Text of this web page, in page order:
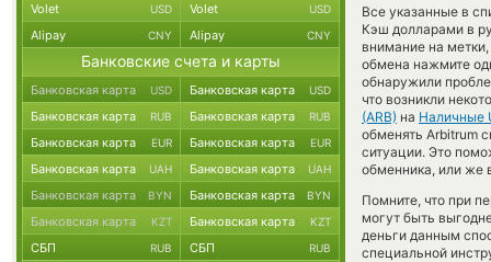
Все указанные в
Кэш долларами в
внимание на
обмена нажмите
обнаружили
что возникли
(ARB) на Наличные
обменять Arbitrum
ситуации. Это
обменника, или же
Помните, что при
могут быть
деньги данным
специальной
Volet USD Volet USD
Alipay CNY Alipay CNY
Банковские счета и карты
Банковская карта USD Банковская карта USD
Банковская карта RUB Банковская карта RUB
Банковская карта EUR Банковская карта EUR
Банковская карта UAH Банковская карта UAH
Банковская карта BYN Банковская карта BYN
Банковская карта KZT Банковская карта KZT
СБП RUB СБП RUB